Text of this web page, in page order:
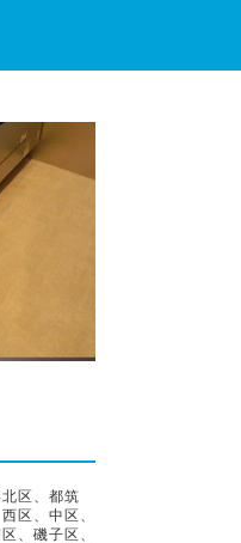
区、都筑
区、中区、
、磯子区、